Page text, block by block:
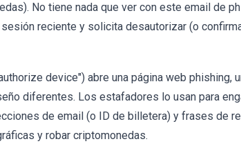
No tiene nada que ver con este email de
reciente y solicita desautorizar (o
device") abre una página web phishing,
diferentes. Los estafadores lo usan para
de email (o ID de billetera) y frases de
y robar criptomonedas.